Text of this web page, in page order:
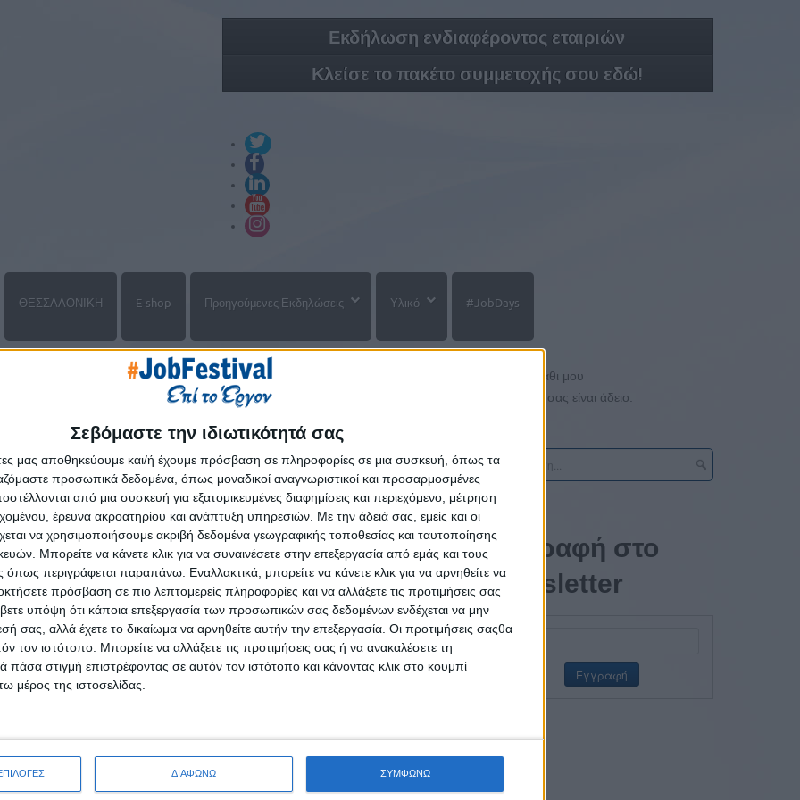
Σεβόμαστε την ιδιωτικότητά σας
μας αποθηκεύουμε και/ή έχουμε πρόσβαση σε πληροφορίες σε μια συσκευή, όπως τα
προσωπικά δεδομένα, όπως μοναδικοί αναγνωριστικοί και προσαρμοσμένες
από μια συσκευή για εξατομικευμένες διαφημίσεις και περιεχόμενο, μέτρηση
έρευνα ακροατηρίου και ανάπτυξη υπηρεσιών. Με την άδειά σας, εμείς και οι
να χρησιμοποιήσουμε ακριβή δεδομένα γεωγραφικής τοποθεσίας και ταυτοποίησης
Μπορείτε να κάνετε κλικ για να συναινέσετε στην επεξεργασία από εμάς και τους
περιγράφεται παραπάνω. Εναλλακτικά, μπορείτε να κάνετε κλικ για να αρνηθείτε να
πρόσβαση σε πιο λεπτομερείς πληροφορίες και να αλλάξετε τις προτιμήσεις σας
υπόψη ότι κάποια επεξεργασία των προσωπικών σας δεδομένων ενδέχεται να μην
σας, αλλά έχετε το δικαίωμα να αρνηθείτε αυτήν την επεξεργασία. Οι προτιμήσεις σαςθα
τον ιστότοπο. Μπορείτε να αλλάξετε τις προτιμήσεις σας ή να ανακαλέσετε τη
στιγμή επιστρέφοντας σε αυτόν τον ιστότοπο και κάνοντας κλικ στο κουμπί
μέρος της ιστοσελίδας.
ΔΙΑΦΩΝΩ ΣΥΜΦΩΝΩ
Εκδήλωση ενδιαφέροντος εταιριών
Κλείσε το πακέτο συμμετοχής σου εδώ!
ΘΕΣΣΑΛΟΝΙΚΗ E-shop Προηγούμενες Εκδηλώσεις Υλικό #JobDays
was founded in 2016 in Thessaloniki and it is a subsidiary of noris
in IT technologies in Germany.
areas of IT outsourcing, Cloud Services, and
Network & Security.
IT infrastructure that relies on noris network's own high-
data centers which are located in Nuremberg and Munich. The
IT infrastructure, while its vision is to become the best provider for
Το καλάθι μου
Το καλάθι σας είναι άδειο.
Εγγραφή στο
newsletter